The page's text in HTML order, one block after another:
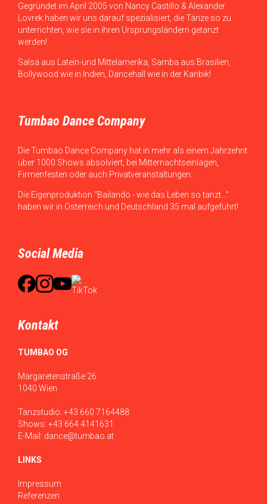
Gegründet im April 2005 von Nancy Castillo & Alexander
Lovrek haben wir uns darauf spezialisiert, die Tänze so zu
unterrichten, wie sie in ihren Ursprungsländern getanzt
werden!
Salsa aus Latein-und Mittelamerika, Samba aus Brasilien,
Bollywood wie in Indien, Dancehall wie in der Karibik!
Tumbao Dance Company
Die Tumbao Dance Company hat in mehr als einem Jahrzehnt
über 1000 Shows absolviert, bei Mitternachtseinlagen,
Firmenfesten oder auch Privatveranstaltungen.
Die Eigenproduktion "Bailando - wie das Leben so tanzt..."
haben wir in Österreich und Deutschland 35 mal aufgeführt!
Social Media
Kontakt
TUMBAO OG
Margaretenstraße 26
1040 Wien
Tanzstudio: +43 660 7164488
Shows: +43 664 4141631
E-Mail: dance@tumbao.at
LINKS
Impressum
Referenzen